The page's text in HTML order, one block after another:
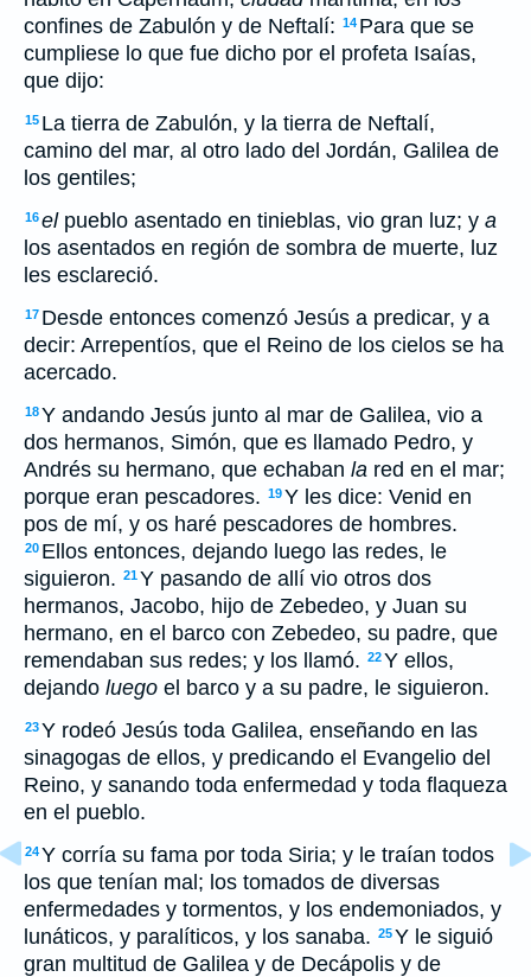
confines de Zabulón y de Neftalí: 14 Para que se
cumpliese lo que fue dicho por el profeta Isaías,
que dijo:
15 La tierra de Zabulón, y la tierra de Neftalí,
camino del mar, al otro lado del Jordán, Galilea de
los gentiles;
16elpueblo asentado en tinieblas, vio gran luz; y a
los asentados en región de sombra de muerte, luz
les esclareció.
17 Desde entonces comenzó Jesús a predicar, y a
decir: Arrepentíos, que el Reino de los cielos se ha
acercado.
18Y andando Jesús junto al mar de Galilea, vio a
dos hermanos, Simón, que es llamado Pedro, y
Andrés su hermano, que echaban la red en el mar;
porque eran pescadores. 19Y les dice: Venid en
pos de mí, y os haré pescadores de hombres.
20 Ellos entonces, dejando luego las redes, le
siguieron. 21Y pasando de allí vio otros dos
hermanos, Jacobo, hijo de Zebedeo, y Juan su
hermano, en el barco con Zebedeo, su padre, que
remendaban sus redes; y los llamó. 22Y ellos,
dejando luego el barco y a su padre, le siguieron.
23Y rodeó Jesús toda Galilea, enseñando en las
sinagogas de ellos, y predicando el Evangelio del
Reino, y sanando toda enfermedad y toda flaqueza
en el pueblo.
24Y corría su fama por toda Siria; y le traían todos
los que tenían mal; los tomados de diversas
enfermedades y tormentos, y los endemoniados, y
lunáticos, y paralíticos, y los sanaba. 25Y le siguió
gran multitud de Galilea y de Decápolis y de